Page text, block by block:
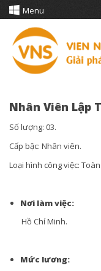
Menu
Nhân Viên Lập
Số lượng: 03.
Cấp bậc: Nhân viên.
Loại hình công việc:
Nơi làm việc:
Hồ Chí Minh.
Mức lương: